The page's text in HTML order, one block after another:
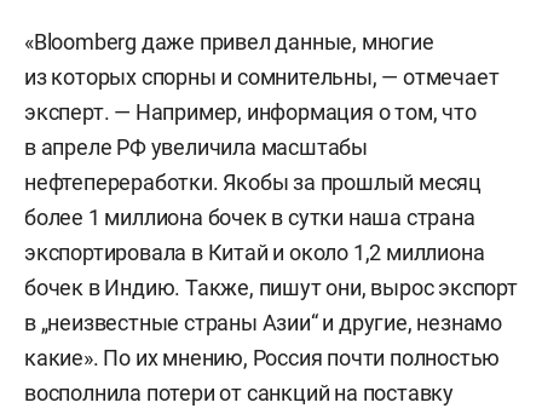
«Bloomberg даже привел данные, многие
из которых cпорны и сомнительны, — отмечает
эксперт. — Например, информация о том, что
в апреле РФ увеличила масштабы
нефтепереработки. Якобы за прошлый месяц
более 1 миллиона бочек в сутки наша страна
экспортировала в Китай и около 1,2 миллиона
бочек в Индию. Также, пишут они, вырос экспорт
в „неизвестные страны Азии“ и другие, незнамо
какие». По их мнению, Россия почти полностью
восполнила потери от санкций на поставку